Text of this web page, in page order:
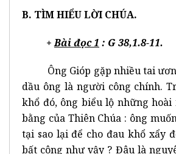
B. TÌM HIỂU LỜI CHÚA.
+Bài đọc 1 : G38,1.8-11.
Ông Gióp gặp nhiều tai
dầu ông là người công chính.
khổ đó, ông biểu lộ những hoài
bằng của Thiên Chúa : ông
tại sao lại để cho đau khổ xẩy
bất công như vậy ? Đâu là